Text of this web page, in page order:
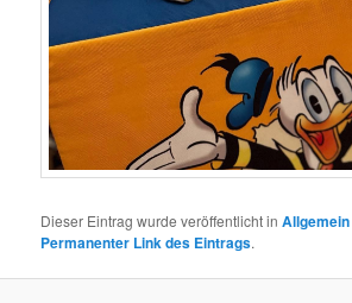
Dieser Eintrag wurde veröffentlicht inAllgemein
Permanenter Link des Eintrags.